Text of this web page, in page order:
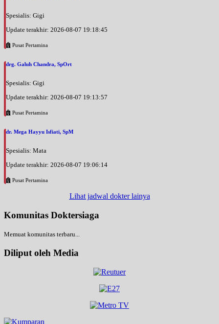
Spesialis: Gigi
Update terakhir: 2026-08-07 19:18:45
Pusat Pertamina
drg. Galuh Chandra, SpOrt
Spesialis: Gigi
Update terakhir: 2026-08-07 19:13:57
Pusat Pertamina
dr. Mega Hayyu Isfiati, SpM
Spesialis: Mata
Update terakhir: 2026-08-07 19:06:14
Pusat Pertamina
Lihat jadwal dokter lainya
Komunitas Doktersiaga
Memuat komunitas terbaru...
Diliput oleh Media